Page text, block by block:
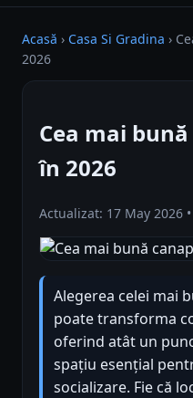
Acasă › Casa Si Gradina ›
2026
Cea mai
în 2026
Actualizat: 17 May 2026
Alegerea celei mai
poate transforma
oferind atât un
spațiu esențial
socializare. Fie că